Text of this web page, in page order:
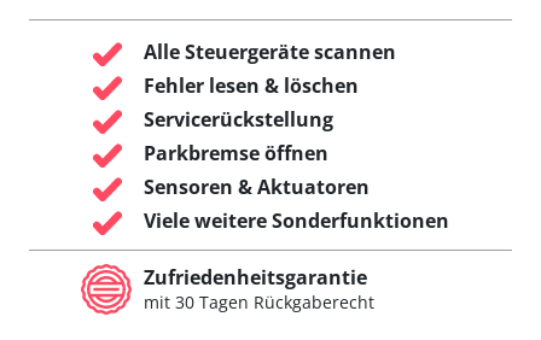
Alle Steuergeräte scannen
Fehler lesen & löschen
Servicerückstellung
Parkbremse öffnen
Sensoren & Aktuatoren
Viele weitere Sonderfunktionen
Zufriedenheitsgarantie
mit 30 Tagen Rückgaberecht